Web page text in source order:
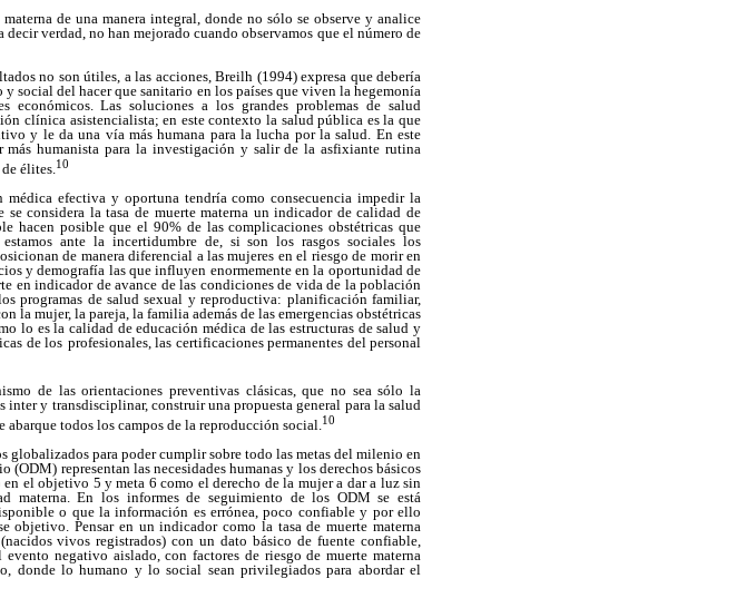
de una manera integral, donde no sólo se observe y analice
verdad, no han mejorado cuando observamos que el número de
no son útiles, a las acciones, Breilh (1994) expresa que debería
social del hacer que sanitario en los países que viven la hegemonía
económicos. Las soluciones a los grandes problemas de salud
clínica asistencialista; en este contexto la salud pública es la que
y le da una vía más humana para la lucha por la salud. En este
más humanista para la investigación y salir de la asfixiante rutina
élites. 10
efectiva y oportuna tendría como consecuencia impedir la
considera la tasa de muerte materna un indicador de calidad de
hacen posible que el 90% de las complicaciones obstétricas que
estamos ante la incertidumbre de, si son los rasgos sociales los
de manera diferencial a las mujeres en el riesgo de morir en
y demografía las que influyen enormemente en la oportunidad de
en indicador de avance de las condiciones de vida de la población
programas de salud sexual y reproductiva: planificación familiar,
la mujer, la pareja, la familia además de las emergencias obstétricas
lo es la calidad de educación médica de las estructuras de salud y
de los profesionales, las certificaciones permanentes del personal
de las orientaciones preventivas clásicas, que no sea sólo la
y transdisciplinar, construir una propuesta general para la salud
todos los campos de la reproducción social. 10
globalizados para poder cumplir sobre todo las metas del milenio en
representan las necesidades humanas y los derechos básicos
el objetivo 5 y meta 6 como el derecho de la mujer a dar a luz sin
materna. En los informes de seguimiento de los ODM se está
o que la información es errónea, poco confiable y por ello
Pensar en un indicador como la tasa de muerte materna
vivos registrados) con un dato básico de fuente confiable,
negativo aislado, con factores de riesgo de muerte materna
donde lo humano y lo social sean privilegiados para abordar el